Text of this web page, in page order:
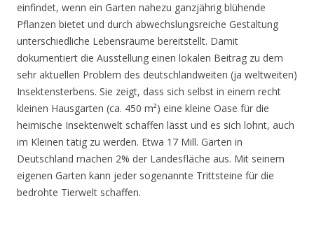
einfindet, wenn ein Garten nahezu ganzjährig blühende
Pflanzen bietet und durch abwechslungsreiche Gestaltung
unterschiedliche Lebensräume bereitstellt. Damit
dokumentiert die Ausstellung einen lokalen Beitrag zu dem
sehr aktuellen Problem des deutschlandweiten (ja weltweiten)
Insektensterbens. Sie zeigt, dass sich selbst in einem recht
kleinen Hausgarten (ca. 450 m²) eine kleine Oase für die
heimische Insektenwelt schaffen lässt und es sich lohnt, auch
im Kleinen tätig zu werden. Etwa 17 Mill. Gärten in
Deutschland machen 2% der Landesfläche aus. Mit seinem
eigenen Garten kann jeder sogenannte Trittsteine für die
bedrohte Tierwelt schaffen.